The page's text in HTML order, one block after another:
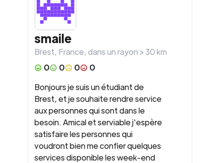
smaile
Brest, France, dans un rayon >30km
0
0 0
0
Bonjours je suis un étudiant de
Brest, et je souhaite rendre service
aux personnes qui sont dans le
besoin. Amical et serviable j'espère
satisfaire les personnes qui
voudront bien me confier quelques
services disponible les week-end